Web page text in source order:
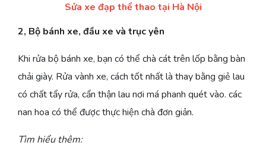
Sửa xe đạp thể thao tại Hà Nội
2, Bộ bánh xe, đầu xe và trục yên
Khi rửa bộ bánh xe, bạn có thể chà cát trên lốp bằng bàn
chải giày. Rửa vành xe, cách tốt nhất là thay bằng giẻ lau
có chất tẩy rửa, cẩn thận lau nơi má phanh quét vào. các
nan hoa có thể được thực hiện chà đơn giản.
Tìm hiểu thêm: